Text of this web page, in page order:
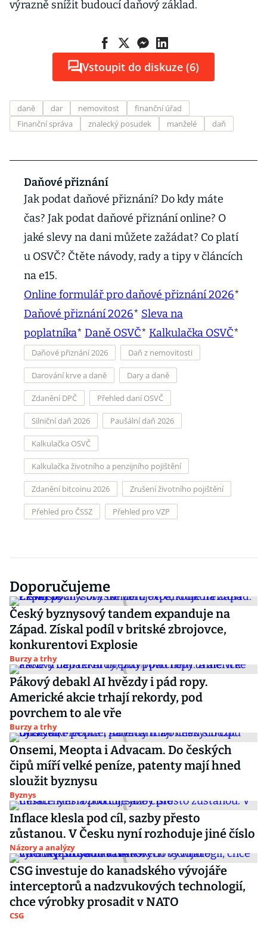
výrazně snížit budoucí daňový základ.
Vstoupit do diskuze (6)
daně dar nemovitost
finanční úřad
Finanční správa
znalecký posudek manželé daň
Daňové přiznání
Jak podat daňové přiznání? Do kdy máte
čas? Jak podat daňové přiznání online? O
jaké slevy na dani můžete zažádat? Co platí
u OSVČ? Čtěte návody, rady a tipy v článcích
na e15.
Online formulář pro daňové přiznání 2026*
Daňové přiznání 2026* Sleva na
poplatníka* Daně OSVČ* Kalkulačka OSVČ*
Daňové přiznání 2026 Daň z nemovitosti
Darování krve a daně Dary a daně
Zdanění DPČ Přehled daní OSVČ
Silniční daň 2026 Paušální daň 2026
Kalkulačka OSVČ
Kalkulačka životního a penzijního pojištění
Zdanění bitcoinu 2026 Zrušení životního pojištění
Přehled pro ČSSZ Přehled pro VZP
Doporučujeme
Český byznysový tandem expanduje na
Západ. Získal podíl v britské zbrojovce,
konkurentovi Explosie
Burzy a trhy
Pákový debakl AI hvězdy i pád ropy.
Americké akcie trhají rekordy, pod
povrchem to ale vře
Burzy a trhy
Onsemi, Meopta i Advacam. Do českých
čipů míří velké peníze, patenty mají hned
sloužit byznysu
Byznys
Inflace klesla pod cíl, sazby přesto
zůstanou. V Česku nyní rozhoduje jiné číslo
Názory a analýzy
CSG investuje do kanadského vývojáře
interceptorů a nadzvukových technologií,
chce výrobky prosadit v NATO
CSG